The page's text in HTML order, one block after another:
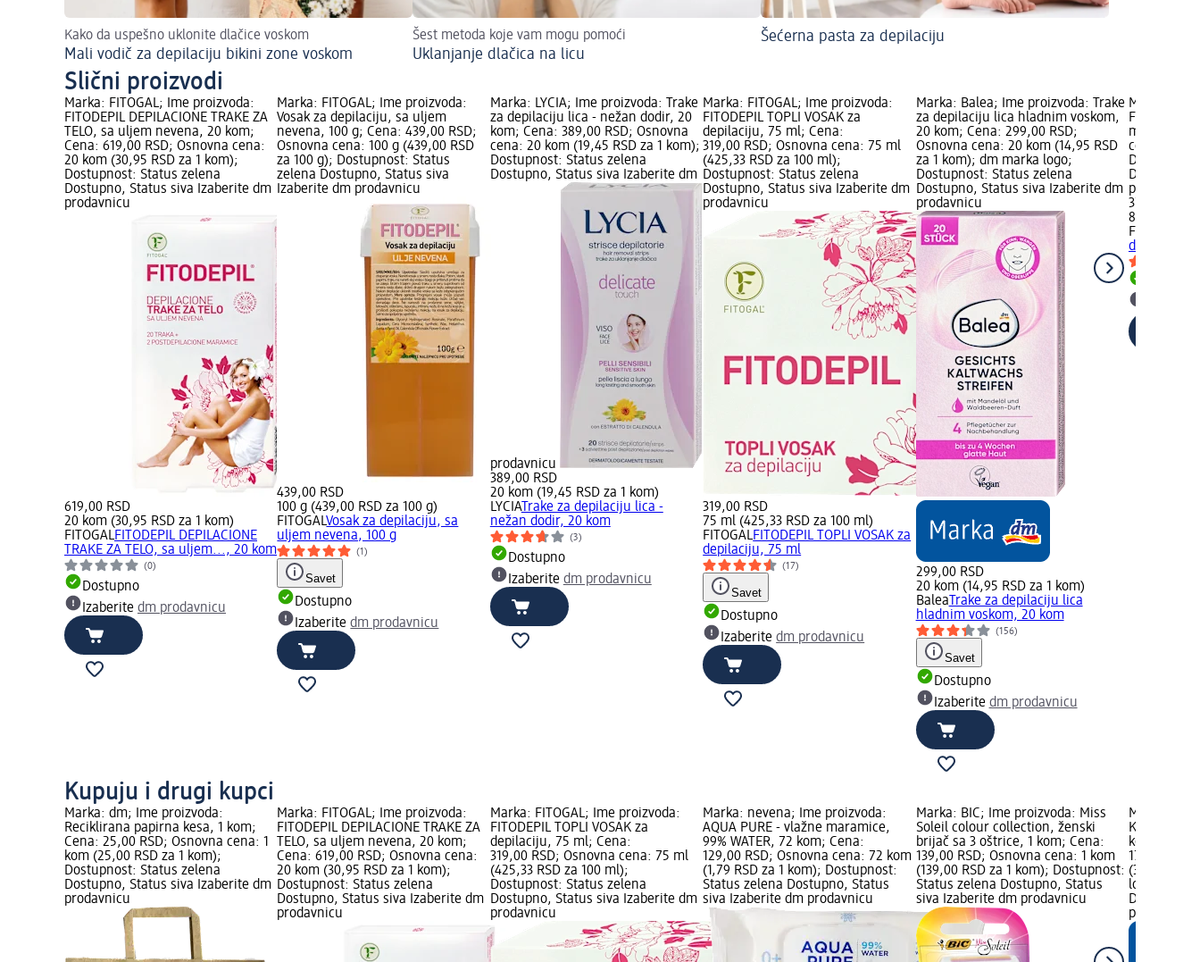
Kako da uspešno uklonite dlačice voskom
Mali vodič za depilaciju bikini zone voskom
Šest metoda koje vam mogu pomoći
Uklanjanje dlačica na licu
Šećerna pasta za depilaciju
Slični proizvodi
Marka: FITOGAL; Ime proizvoda:
FITODEPIL DEPILACIONE TRAKE ZA
TELO, sa uljem nevena, 20 kom;
Cena: 619,00 RSD; Osnovna cena:
20 kom (30,95 RSD za 1 kom);
Dostupnost: Status zelena
Dostupno, Status siva Izaberite dm
prodavnicu
619,00 RSD
20 kom (30,95 RSD za 1 kom)
FITOGALFITODEPIL DEPILACIONE
TRAKE ZA TELO, sa uljem..., 20 kom
(0)
Dostupno
Izaberite dm prodavnicu
Marka: FITOGAL; Ime proizvoda:
Vosak za depilaciju, sa uljem
nevena, 100 g; Cena: 439,00 RSD;
Osnovna cena: 100 g (439,00 RSD
za 100 g); Dostupnost: Status
zelena Dostupno, Status siva
Izaberite dm prodavnicu
439,00 RSD
100 g (439,00 RSD za 100 g)
FITOGALVosak za depilaciju, sa
uljem nevena, 100 g
(1)
Savet
Dostupno
Izaberitedm prodavnicu
Marka: LYCIA; Ime proizvoda: Trake
za depilaciju lica - nežan dodir, 20
kom; Cena: 389,00 RSD; Osnovna
cena: 20 kom (19,45 RSD za 1 kom);
Dostupnost: Status zelena
Dostupno, Status siva Izaberite dm
prodavnicu
389,00 RSD
20 kom (19,45 RSD za 1 kom)
LYCIATrake za depilaciju lica -
nežan dodir, 20 kom
(3)
Dostupno
Izaberite dm prodavnicu
Marka: FITOGAL; Ime proizvoda:
FITODEPIL TOPLI VOSAK za
depilaciju, 75 ml; Cena:
319,00 RSD; Osnovna cena: 75 ml
(425,33 RSD za 100 ml);
Dostupnost: Status zelena
Dostupno, Status siva Izaberite dm
prodavnicu
319,00 RSD
75 ml (425,33 RSD za 100 ml)
FITOGALFITODEPIL TOPLI VOSAK za
depilaciju, 75 ml
(17)
Savet
Dostupno
Izaberitedm prodavnicu
Marka: Balea; Ime proizvoda: Trake
za depilaciju lica hladnim voskom,
20 kom; Cena: 299,00 RSD;
Osnovna cena: 20 kom (14,95 RSD
za 1 kom); dm marka logo;
Dostupnost: Status zelena
Dostupno, Status siva Izaberite dm
prodavnicu
299,00 RSD
20 kom (14,95 RSD za 1 kom)
BaleaTrake za depilaciju lica
hladnim voskom, 20 kom
(156)
Savet
Dostupno
Izaberite dm prodavnicu
Marka:
FITODEPIL
ml; Cena:
cena: 80 ml
Dostupno,
prodavnicu
379,00 RSD
80 ml
FITOGAL
depilaciju,
Kupuju i drugi kupci
Marka: dm; Ime proizvoda:
Reciklirana papirna kesa, 1 kom;
Cena: 25,00 RSD; Osnovna cena: 1
kom (25,00 RSD za 1 kom);
Dostupnost: Status zelena
Dostupno, Status siva Izaberite dm
prodavnicu
Marka: FITOGAL; Ime proizvoda:
FITODEPIL DEPILACIONE TRAKE ZA
TELO, sa uljem nevena, 20 kom;
Cena: 619,00 RSD; Osnovna cena:
20 kom (30,95 RSD za 1 kom);
Dostupnost: Status zelena
Dostupno, Status siva Izaberite dm
prodavnicu
Marka: FITOGAL; Ime proizvoda:
FITODEPIL TOPLI VOSAK za
depilaciju, 75 ml; Cena:
319,00 RSD; Osnovna cena: 75 ml
(425,33 RSD za 100 ml);
Dostupnost: Status zelena
Dostupno, Status siva Izaberite dm
prodavnicu
Marka: nevena; Ime proizvoda:
AQUA PURE - vlažne maramice,
99% WATER, 72 kom; Cena:
129,00 RSD; Osnovna cena: 72 kom
(1,79 RSD za 1 kom); Dostupnost:
Status zelena Dostupno, Status
siva Izaberite dm prodavnicu
Marka: BIC; Ime proizvoda: Miss
Soleil colour collection, ženski
brijač sa 3 oštrice, 1 kom; Cena:
139,00 RSD; Osnovna cena: 1 kom
(139,00 RSD za 1 kom); Dostupnost:
Status zelena Dostupno, Status
siva Izaberite dm prodavnicu
Marka:
Krema za
kože na
179,00
(358,00
logo;
Dostupno,
prodavnicu